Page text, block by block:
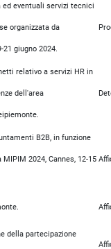
eventuali servizi tecnici
organizzata da
giugno 2024.
relativo a servizi HR in
dell'area
B2B, in funzione
2024, Cannes, 12-15
della partecipazione